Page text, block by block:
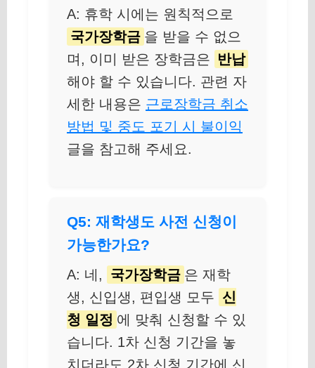
A: 휴학 시에는 원칙적으로
국가장학금 을 받을 수 없으
며, 이미 받은 장학금은 반납
해야 할 수 있습니다. 관련 자
세한 내용은 근로장학금 취소
방법 및 중도 포기 시 불이익
글을 참고해 주세요.
Q5: 재학생도 사전 신청이
가능한가요?
A: 네, 국가장학금 은 재학
생, 신입생, 편입생 모두 신
청 일정 에 맞춰 신청할 수 있
습니다. 1차 신청 기간을 놓
치더라도 2차 신청 기간에 신